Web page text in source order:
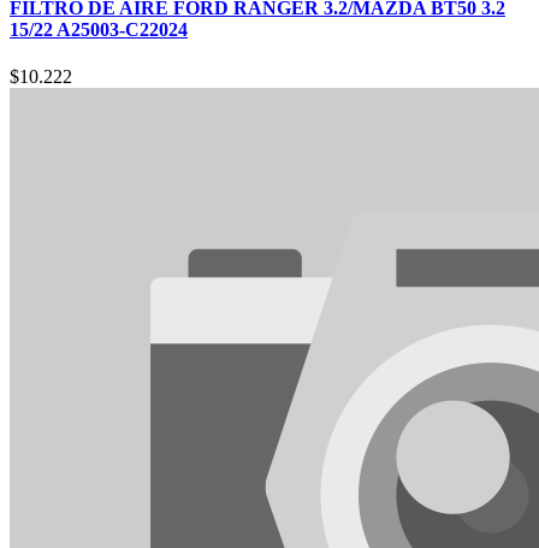
FILTRO DE AIRE FORD RANGER 3.2/MAZDA BT50 3.2
15/22 A25003-C22024
$10.222